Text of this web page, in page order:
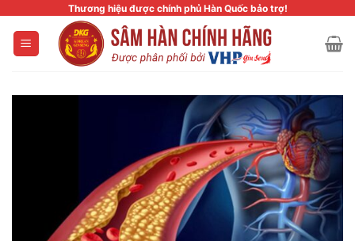
content
Thương hiệu được chính phủ Hàn Quốc bảo trợ!